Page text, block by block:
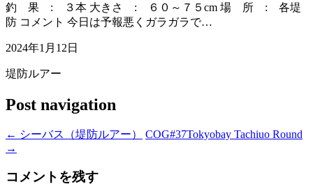
釣 果 : ３本 大きさ : ６０～７５cm 場 所 : 各堤
防 コメント 今日は予報悪くガラガラで…
2024年1月12日
堤防ルアー
Post navigation
← シーバス（堤防ルアー）
COG#37Tokyobay Tachiuo Round
→
コメントを残す